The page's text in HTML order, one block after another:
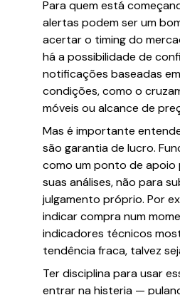
Para quem está
alertas podem ser um
acertar o timing do
há a possibilidade de
notificações baseadas
condições, como o
móveis ou alcance de
Mas é importante
são garantia de lucro.
como um ponto de apoio
suas análises, não para
julgamento próprio. Por
indicar compra num
indicadores técnicos
tendência fraca, talvez
Ter disciplina para usar
entrar na histeria —